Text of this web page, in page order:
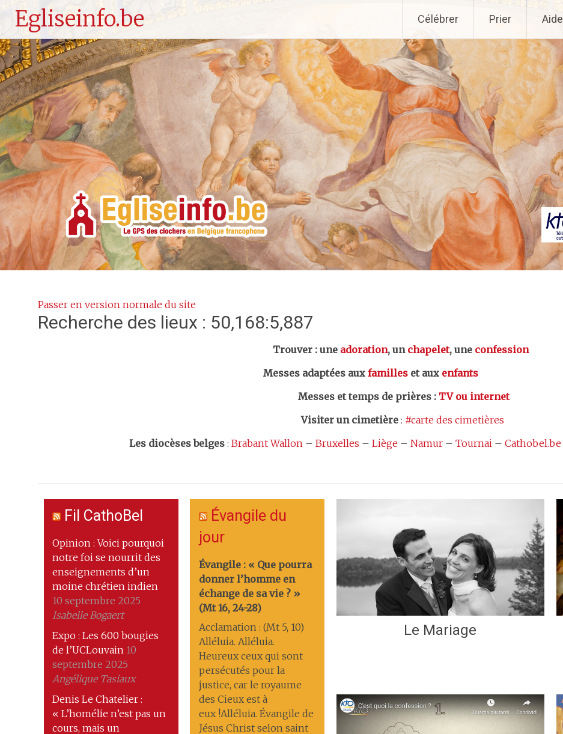
Egliseinfo.be
au
principal
Célébrer Prier Aide
Passer en version normale du site
Recherche des lieux : 50,168:5,887
Trouver : une adoration, un chapelet, une confession
Messes adaptées aux familles et aux enfants
Messes et temps de prières : TV ou internet
Visiter un cimetière : #carte des cimetières
Les diocèses belges : Brabant Wallon – Bruxelles – Liège – Namur – Tournai – Cathobel.be
Fil CathoBel
Opinion : Voici pourquoi
notre foi se nourrit des
enseignements d’un
moine chrétien indien
10 septembre 2025
Isabelle Bogaert
Expo : Les 600 bougies
de l’UCLouvain 10
septembre 2025
Angélique Tasiaux
Denis Le Chatelier :
« L’homélie n’est pas un
cours, mais un
Évangile du
jour
Évangile : « Que pourra
donner l’homme en
échange de sa vie ? »
(Mt 16, 24-28)
Acclamation : (Mt 5, 10)
Alléluia. Alléluia.
Heureux ceux qui sont
persécutés pour la
justice, car le royaume
des Cieux est à
eux !Alléluia. Évangile de
Jésus Christ selon saint
Le Mariage